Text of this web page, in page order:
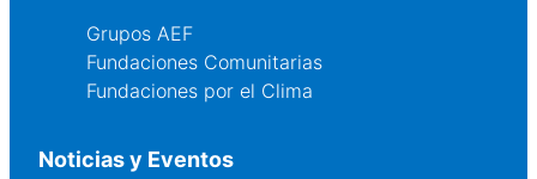
Grupos AEF
Fundaciones Comunitarias
Fundaciones por el Clima
Noticias y Eventos